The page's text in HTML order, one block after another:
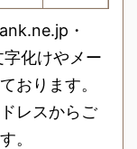
・
化けやメー
おります。
レスからご
。